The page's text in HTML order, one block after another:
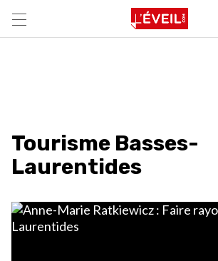
Tourisme Basses-
Laurentides